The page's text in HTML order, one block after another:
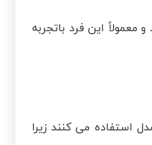
این فرد باتجربه
استفاده می کنند زیرا